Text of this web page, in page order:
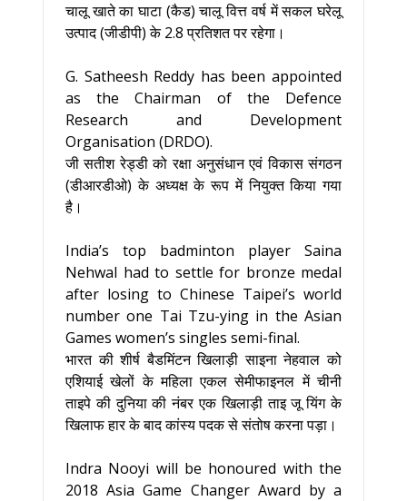
चालू खाते का घाटा (कैड) चालू वित्त वर्ष में सकल घरेलू
उत्पाद (जीडीपी) के 2.8 प्रतिशत पर रहेगा।
G. Satheesh Reddy has been appointed
as the Chairman of the Defence
Research and Development
Organisation (DRDO).
जी सतीश रेड्डी को रक्षा अनुसंधान एवं विकास संगठन
(डीआरडीओ) के अध्यक्ष के रूप में नियुक्त किया गया
है।
India’s top badminton player Saina
Nehwal had to settle for bronze medal
after losing to Chinese Taipei’s world
number one Tai Tzu-ying in the Asian
Games women’s singles semi-final.
भारत की शीर्ष बैडमिंटन खिलाड़ी साइना नेहवाल को
एशियाई खेलों के महिला एकल सेमीफाइनल में चीनी
ताइपे की दुनिया की नंबर एक खिलाड़ी ताइ जू यिंग के
खिलाफ हार के बाद कांस्य पदक से संतोष करना पड़ा।
Indra Nooyi will be honoured with the
2018 Asia Game Changer Award by a